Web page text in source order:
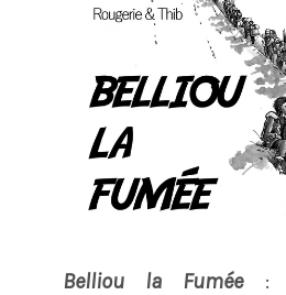
Belliou la Fumée: il